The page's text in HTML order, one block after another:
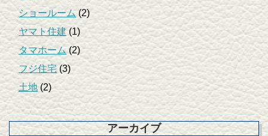
ショールーム (2)
ヤマト住建(1)
タマホーム(2)
フジ住宅 (3)
土地 (2)
アーカイブ